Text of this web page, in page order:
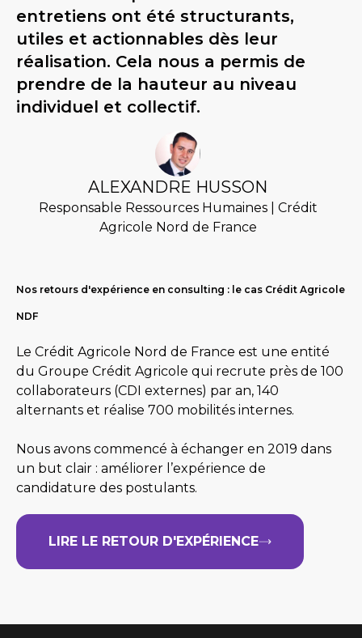
entretiens ont été structurants,
utiles et actionnables dès leur
réalisation. Cela nous a permis de
prendre de la hauteur au niveau
individuel et collectif.
ALEXANDRE HUSSON
Responsable Ressources Humaines | Crédit
Agricole Nord de France
Nos retours d'expérience en consulting : le cas Crédit Agricole
NDF
Le Crédit Agricole Nord de France est une entité
du Groupe Crédit Agricole qui recrute près de 100
collaborateurs (CDI externes) par an, 140
alternants et réalise 700 mobilités internes.
Nous avons commencé à échanger en 2019 dans
un but clair : améliorer l’expérience de
candidature des postulants.
LIRE LE RETOUR D'EXPÉRIENCE